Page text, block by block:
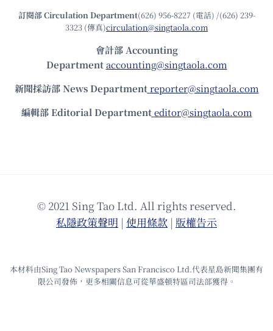
訂閱部 Circulation Department(626) 956-8227 (電話) /(626) 239-
3323 (傳真)circulation@singtaola.com
會計部 Accounting
Department accounting@singtaola.com
新聞採訪部 News Department reporter@singtaola.com
編輯部 Editorial Department editor@singtaola.com
© 2021 Sing Tao Ltd. All rights reserved.
私隱政策聲明 | 使⽤條款 | 版權告⽰
本材料由Sing Tao Newspapers San Francisco Ltd.代表星島新聞集團有
限公司發佈，更多相關信息可從華盛頓特區司法部獲得。